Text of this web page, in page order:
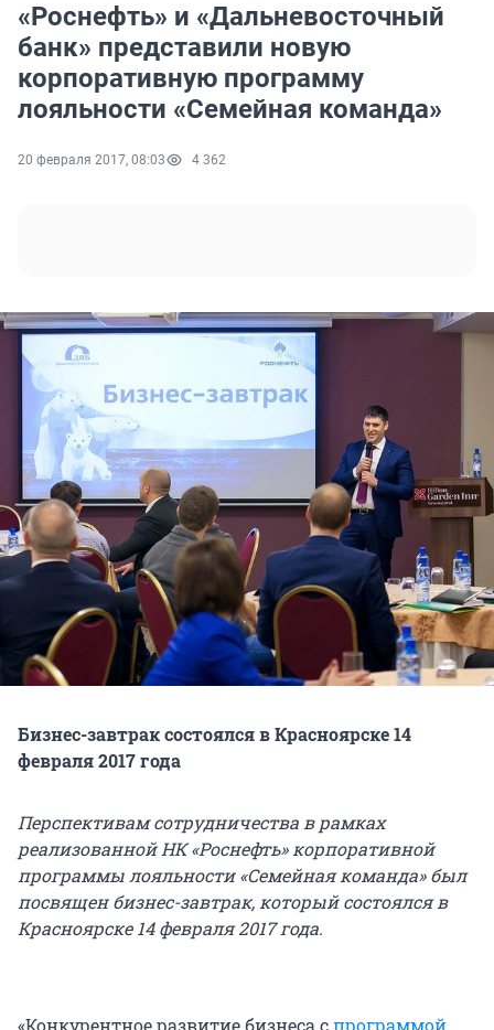
«Роснефть» и «Дальневосточный
банк» представили новую
корпоративную программу
лояльности «Семейная команда»
20 февраля 2017, 08:03 4 362
Бизнес-завтрак состоялся в Красноярске 14
февраля 2017 года
Перспективам сотрудничества в рамках
реализованной НК «Роснефть» корпоративной
программы лояльности «Семейная команда» был
посвящен бизнес-завтрак, который состоялся в
Красноярске 14 февраля 2017 года.
«Конкурентное развитие бизнеса спрограммой